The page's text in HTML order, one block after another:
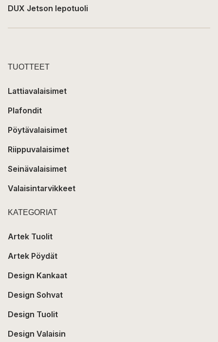
DUX Jetson lepotuoli
TUOTTEET
Lattiavalaisimet
Plafondit
Pöytävalaisimet
Riippuvalaisimet
Seinävalaisimet
Valaisintarvikkeet
KATEGORIAT
Artek Tuolit
Artek Pöydät
Design Kankaat
Design Sohvat
Design Tuolit
Design Valaisin